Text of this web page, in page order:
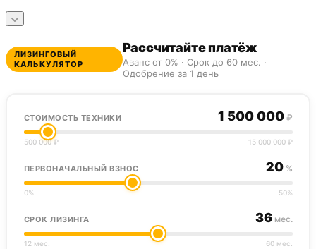
ЛИЗИНГОВЫЙ
КАЛЬКУЛЯТОР
Рассчитайте платёж
Аванс от 0% · Срок до 60 мес. ·
Одобрение за 1 день
СТОИМОСТЬ ТЕХНИКИ 1 500 000 ₽
500 000 ₽ 15 000 000 ₽
ПЕРВОНАЧАЛЬНЫЙ ВЗНОС 20 %
0% 50%
СРОК ЛИЗИНГА 36 мес.
12 мес. 60 мес.